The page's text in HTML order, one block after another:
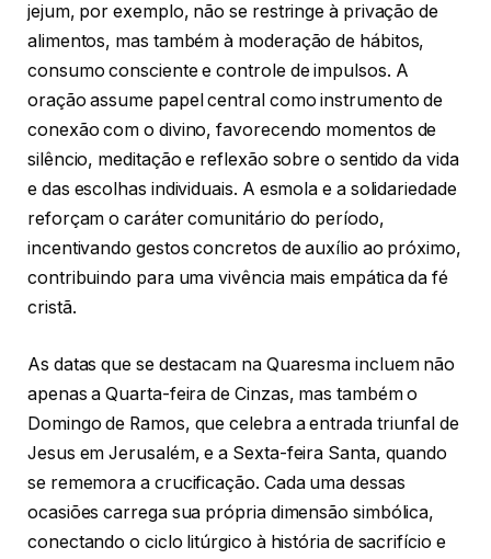
jejum, por exemplo, não se restringe à privação de
alimentos, mas também à moderação de hábitos,
consumo consciente e controle de impulsos. A
oração assume papel central como instrumento de
conexão com o divino, favorecendo momentos de
silêncio, meditação e reflexão sobre o sentido da vida
e das escolhas individuais. A esmola e a solidariedade
reforçam o caráter comunitário do período,
incentivando gestos concretos de auxílio ao próximo,
contribuindo para uma vivência mais empática da fé
cristã.
As datas que se destacam na Quaresma incluem não
apenas a Quarta-feira de Cinzas, mas também o
Domingo de Ramos, que celebra a entrada triunfal de
Jesus em Jerusalém, e a Sexta-feira Santa, quando
se rememora a crucificação. Cada uma dessas
ocasiões carrega sua própria dimensão simbólica,
conectando o ciclo litúrgico à história de sacrifício e